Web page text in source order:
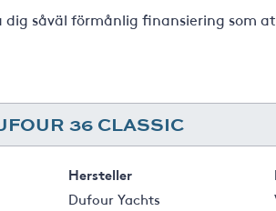
såväl förmånlig finansiering som
36 CLASSIC
Hersteller
Dufour Yachts